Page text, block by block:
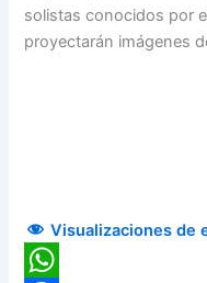
solistas conocidos por
proyectarán imágenes
Visualizaciones de